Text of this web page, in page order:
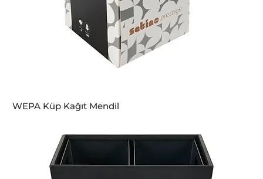
WEPA Küp Kağıt Mendil